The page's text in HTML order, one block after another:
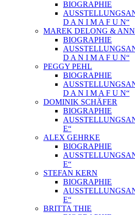
BIOGRAPHIE
D A N I M A F U N“
MAREK DELONG &
BIOGRAPHIE
D A N I M A F U N“
PEGGY PEHL
BIOGRAPHIE
D A N I M A F U N“
DOMINIK SCHÄFER
BIOGRAPHIE
E“
ALEX GEHRKE
BIOGRAPHIE
E“
STEFAN KERN
BIOGRAPHIE
E“
BRITTA THIE